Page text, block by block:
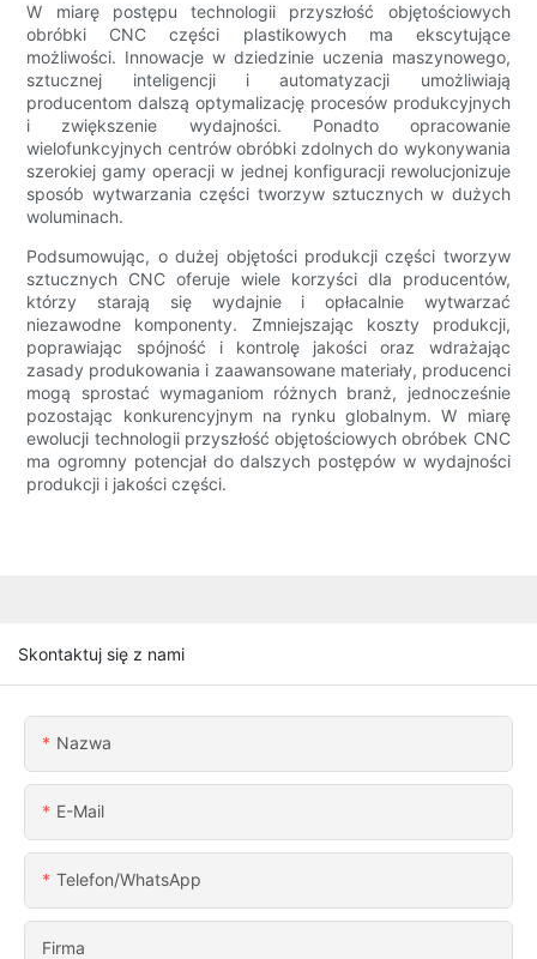
W miarę postępu technologii przyszłość objętościowych
obróbki CNC części plastikowych ma ekscytujące
możliwości. Innowacje w dziedzinie uczenia maszynowego,
sztucznej inteligencji i automatyzacji umożliwiają
producentom dalszą optymalizację procesów produkcyjnych
i zwiększenie wydajności. Ponadto opracowanie
wielofunkcyjnych centrów obróbki zdolnych do wykonywania
szerokiej gamy operacji w jednej konfiguracji rewolucjonizuje
sposób wytwarzania części tworzyw sztucznych w dużych
woluminach.
Podsumowując, o dużej objętości produkcji części tworzyw
sztucznych CNC oferuje wiele korzyści dla producentów,
którzy starają się wydajnie i opłacalnie wytwarzać
niezawodne komponenty. Zmniejszając koszty produkcji,
poprawiając spójność i kontrolę jakości oraz wdrażając
zasady produkowania i zaawansowane materiały, producenci
mogą sprostać wymaganiom różnych branż, jednocześnie
pozostając konkurencyjnym na rynku globalnym. W miarę
ewolucji technologii przyszłość objętościowych obróbek CNC
ma ogromny potencjał do dalszych postępów w wydajności
produkcji i jakości części.
Skontaktuj się z nami
Nazwa
E-Mail
Telefon/WhatsApp
Firma